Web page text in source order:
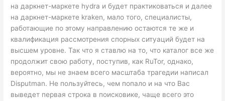
на даркнет-маркете hydra и будет практиковаться и далее
на даркнет-маркете kraken, мало того, специалисты,
работающие по этому направлению остаются те же и
квалификация рассмотрения спорных ситуаций будет на
высшем уровне. Так что я ставлю на то, что каталог все же
продолжит свою работу, поступив, как RuTor, однако,
вероятно, мы не знаем всего масштаба трагедии написал
Disputman. Не пользуйтесь, чем попало и на что Вас
выведет первая строка в поисковике, чаще всего это